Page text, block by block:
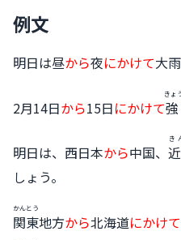
例文
明日は昼から夜にかけて大
2月14日から15日にかけて
きょ
明日は、西日本から中国、
き
しょう。
関東
かんとう
地方から北海道にかけて